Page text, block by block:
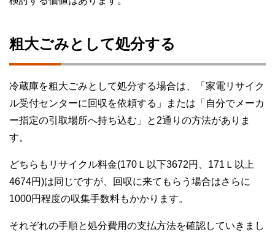
粗大ごみとして処分する
冷蔵庫を粗大ごみとして処分する場合は、「家電リサイク
ル受付センターに回収を依頼する」または「自分でメーカ
ー指定の引取場所へ持ち込む」と2通りの方法がありま
す。
どちらもリサイクル料金(170Ｌ以下3672円、171Ｌ以上
4674円)は同じですが、回収に来てもらう場合はさらに
1000円程度の収集手数料もかかります。
それぞれの手順と処分費用の支払方法を確認していきまし